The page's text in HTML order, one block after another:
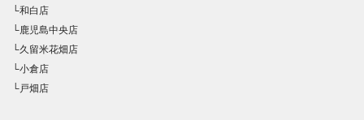
└和白店
└鹿児島中央店
└久留米花畑店
└小倉店
└戸畑店